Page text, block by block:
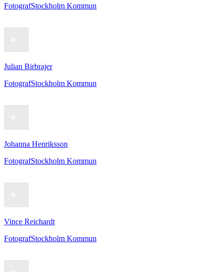
FotografStockholm Kommun
Julian Birbrajer
FotografStockholm Kommun
Johanna Henriksson
FotografStockholm Kommun
Vince Reichardt
FotografStockholm Kommun